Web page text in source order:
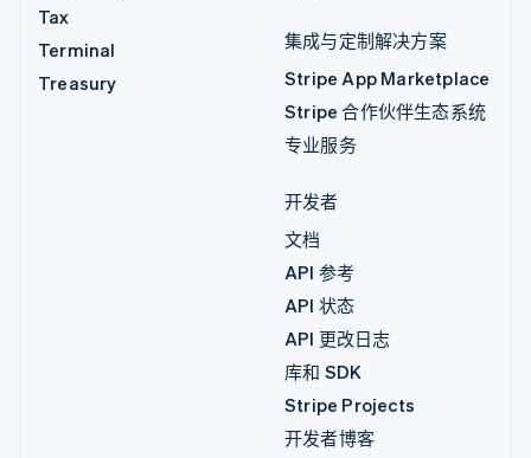
Tax
Terminal
Treasury
集成与定制解决方案
Stripe App Marketplace
Stripe 合作伙伴生态系统
专业服务
开发者
文档
API 参考
API 状态
API 更改日志
库和 SDK
Stripe Projects
开发者博客